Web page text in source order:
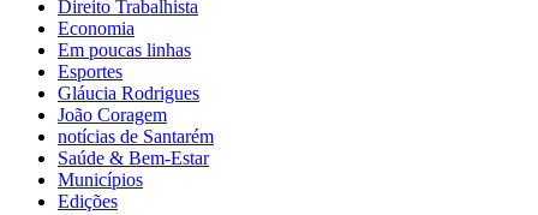
Direito Trabalhista
Economia
Em poucas linhas
Esportes
Gláucia Rodrigues
João Coragem
notícias de Santarém
Saúde & Bem-Estar
Municípios
Edições